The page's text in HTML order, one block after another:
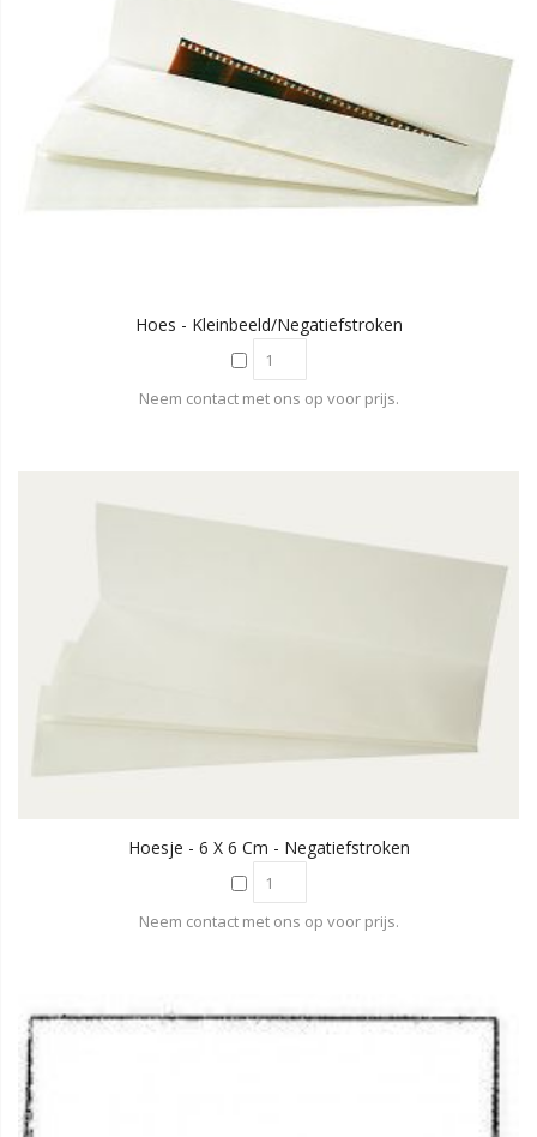
Hoes - Kleinbeeld/negatiefstroken
Neem contact met ons op voor prijs.
Hoesje - 6 X 6 Cm - Negatiefstroken
Neem contact met ons op voor prijs.